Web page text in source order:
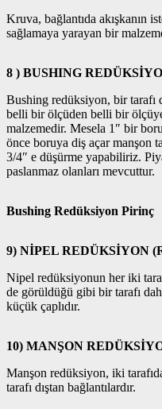
Kruva, bağlantıda akışkanın
sağlamaya yarayan bir
8 ) BUSHING
Bushing redüksiyon, bir tarafı
belli bir ölçüden belli bir
malzemedir. Mesela 1″ bir
önce boruya diş açar manşon
3/4″ e düşürme yapabiliriz.
paslanmaz olanları mevcuttur.
Bushing Redüksiyon Pirinç
9) NİPEL REDÜKSİYON
Nipel redüksiyonun her iki
de görüldüğü gibi bir tarafı
küçük çaplıdır.
10) MANŞON
Manşon redüksiyon, iki
tarafı dıştan bağlantılardır.